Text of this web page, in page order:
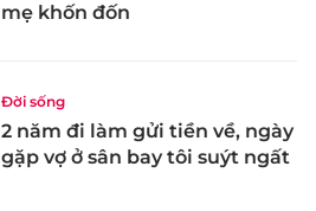
mẹ khốn đốn
Đời sống
2 năm đi làm gửi tiền về, ngày
gặp vợ ở sân bay tôi suýt ngất